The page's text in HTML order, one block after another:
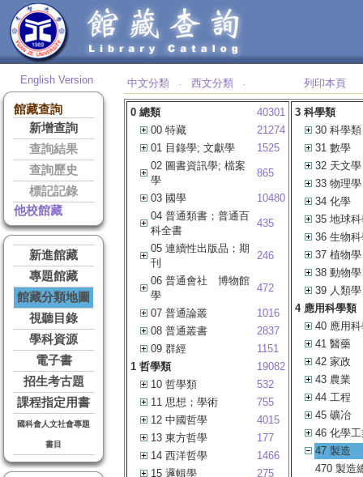
English Version
館藏查詢
新增查詢
查詢結果
查詢歷史
標記記錄
他校館藏
新進館藏
專題館藏
館藏分類地圖
視聽目錄
學科資源
電子書
招生考古題
課程指定用書
國科會人文社會專題
書目
中文分類 ‧ 西文分類 ‧ 列印本頁
0 總類
40301
00 特藏
21274
01 目錄學; 文獻學
1525
02 圖書資訊學; 檔案
學
865
03 國學
10480
04 普通類書；普通百
科全書
435
05 連續性出版品；期
刊
246
06 普通會社 博物館
學
472
07 普通論叢
1016
08 普通叢書
2837
09 群經
1151
1 哲學類
19082
10 哲學類
532
11 思想；學術
755
12 中國哲學
4015
13 東方哲學
177
14 西洋哲學
1466
15 邏輯學
275
3 科學類
30 科學類
31 數學
32 天文學
33 物理學
34 化學
35 地球
36 生物
37 植物學
38 動物學
39 人類學
4 應用科學類
40 應用
41 醫藥
42 家政
43 農業
44 工程
45 礦冶
46 化學
47 製造
470 製造